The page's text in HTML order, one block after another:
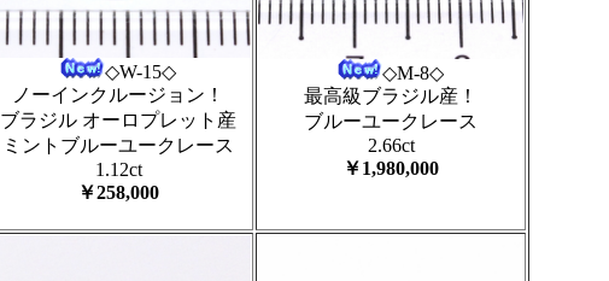
◇W-15◇
ノーインクルージョン！
ブラジル オーロプレット産
ミントブルーユークレース
1.12ct
￥258,000
◇M-8◇
最高級ブラジル産！
ブルーユークレース
2.66ct
￥1,980,000